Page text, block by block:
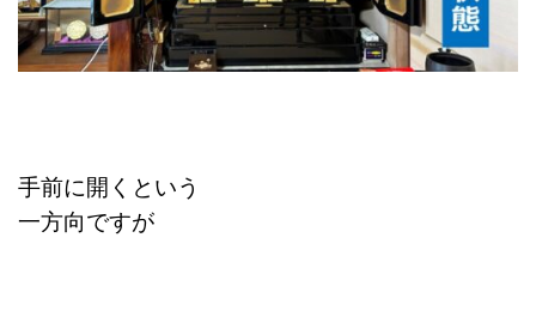
手前に開くという
一方向ですが